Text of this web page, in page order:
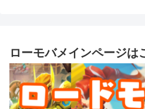
ローモバメインページは